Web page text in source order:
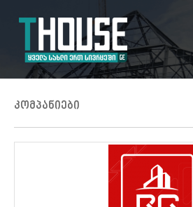
კომპანიები